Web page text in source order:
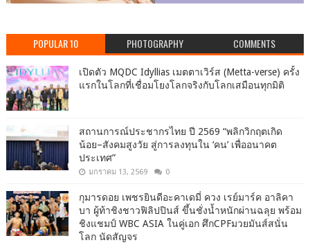
POPULAR 10 PHOTOGRAPHY COMMENTS
เปิดตัว MQDC Idyllias เมตตาเวิร์ส (Metta-verse) ครั้ง
แรกในโลกที่เชื่อมโยงโลกจริงกับโลกเสมือนทุกมิติ
สถานการณ์ประชากรไทย ปี 2569 “พลิกวิกฤตเกิด
น้อย–สังคมสูงวัย สู่การลงทุนใน ‘คน’ เพื่ออนาคต
ประเทศ”
มกราคม 13, 2569 0
กุมารดอย เพชรยินดีอะคาเดมี่ ควง เรย์มาร์ค อาลิคา
บา ผู้ท้าชิงชาวฟิลิปปินส์ ขึ้นชั่งน้ำหนักผ่านฉลุย พร้อม
ชิงแชมป์ WBC ASIA ในคู่เอก ศึกCPFมวยมันส์สนั่น
โลก นัดสัญจร